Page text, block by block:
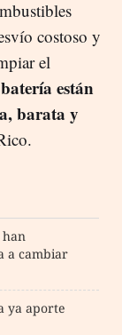
costoso y
el
están
barata y
han
a cambiar
ya aporte